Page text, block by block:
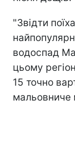
"Звідти
водоспад
цьому
15 точно
мальовниче